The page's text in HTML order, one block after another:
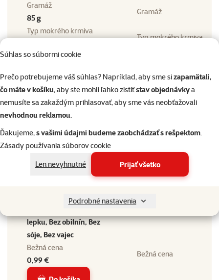
Súhlas so súbormi cookie
Prečo potrebujeme váš súhlas? Napríklad, aby sme sizapamätali,
čo máte v košíku, aby ste mohli ľahko zistiťstav objednávkya
nemusíte sa zakaždým prihlasovať, aby sme vás neobťažovali
nevhodnou reklamou.
Ďakujeme,s vašimi údajmi budeme zaobchádzať s rešpektom.
Zásady používania súborov cookie
Len nevyhnutné
Prijať všetko
Podrobné nastavenia
Gramáž
85 g
Gramáž
Typ mokrého krmiva
Typ mokrého krmiva
Vek mačky
Hmotnosť balenia
0 - 100 g
Hmotnosť balenia
Kastrácia mačky
Nie
Zdravotné obmedzenie
mačky
obmedzení
Bez alergie bez
lepku, Bez obilnín, Bez
sóje, Bez vajec
Bežná cena
0,99 €
Bežná cena